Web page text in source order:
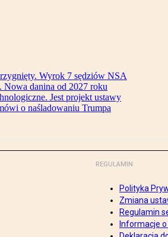
Wyrok 7 sędziów NSA
danina od 2027 roku
Jest projekt ustawy
o naśladowaniu Trumpa
REGULAMIN
Polityka
Zmiana
Regulamin
Informacje